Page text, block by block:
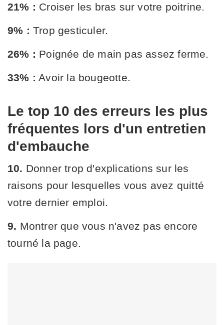
21% : Croiser les bras sur votre poitrine.
9% : Trop gesticuler.
26% : Poignée de main pas assez ferme.
33% : Avoir la bougeotte.
Le top 10 des erreurs les plus
fréquentes lors d'un entretien
d'embauche
10. Donner trop d'explications sur les
raisons pour lesquelles vous avez quitté
votre dernier emploi.
9. Montrer que vous n'avez pas encore
tourné la page.